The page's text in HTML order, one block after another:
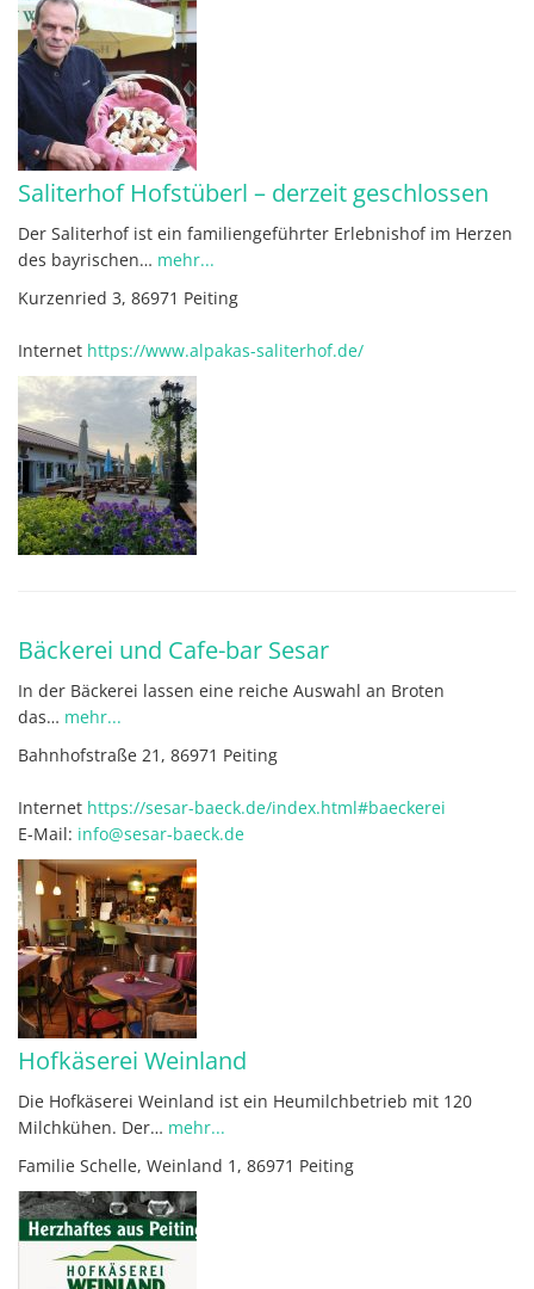
Saliterhof Hofstüberl – derzeit geschlossen
Der Saliterhof ist ein familiengeführter Erlebnishof im Herzen
des bayrischen… mehr...
Kurzenried 3, 86971 Peiting
Internet https://www.alpakas-saliterhof.de/
Bäckerei und Cafe-bar Sesar
In der Bäckerei lassen eine reiche Auswahl an Broten
das… mehr...
Bahnhofstraße 21, 86971 Peiting
Internet https://sesar-baeck.de/index.html#baeckerei
E-Mail: info@sesar-baeck.de
Hofkäserei Weinland
Die Hofkäserei Weinland ist ein Heumilchbetrieb mit 120
Milchkühen. Der… mehr...
Familie Schelle, Weinland 1, 86971 Peiting